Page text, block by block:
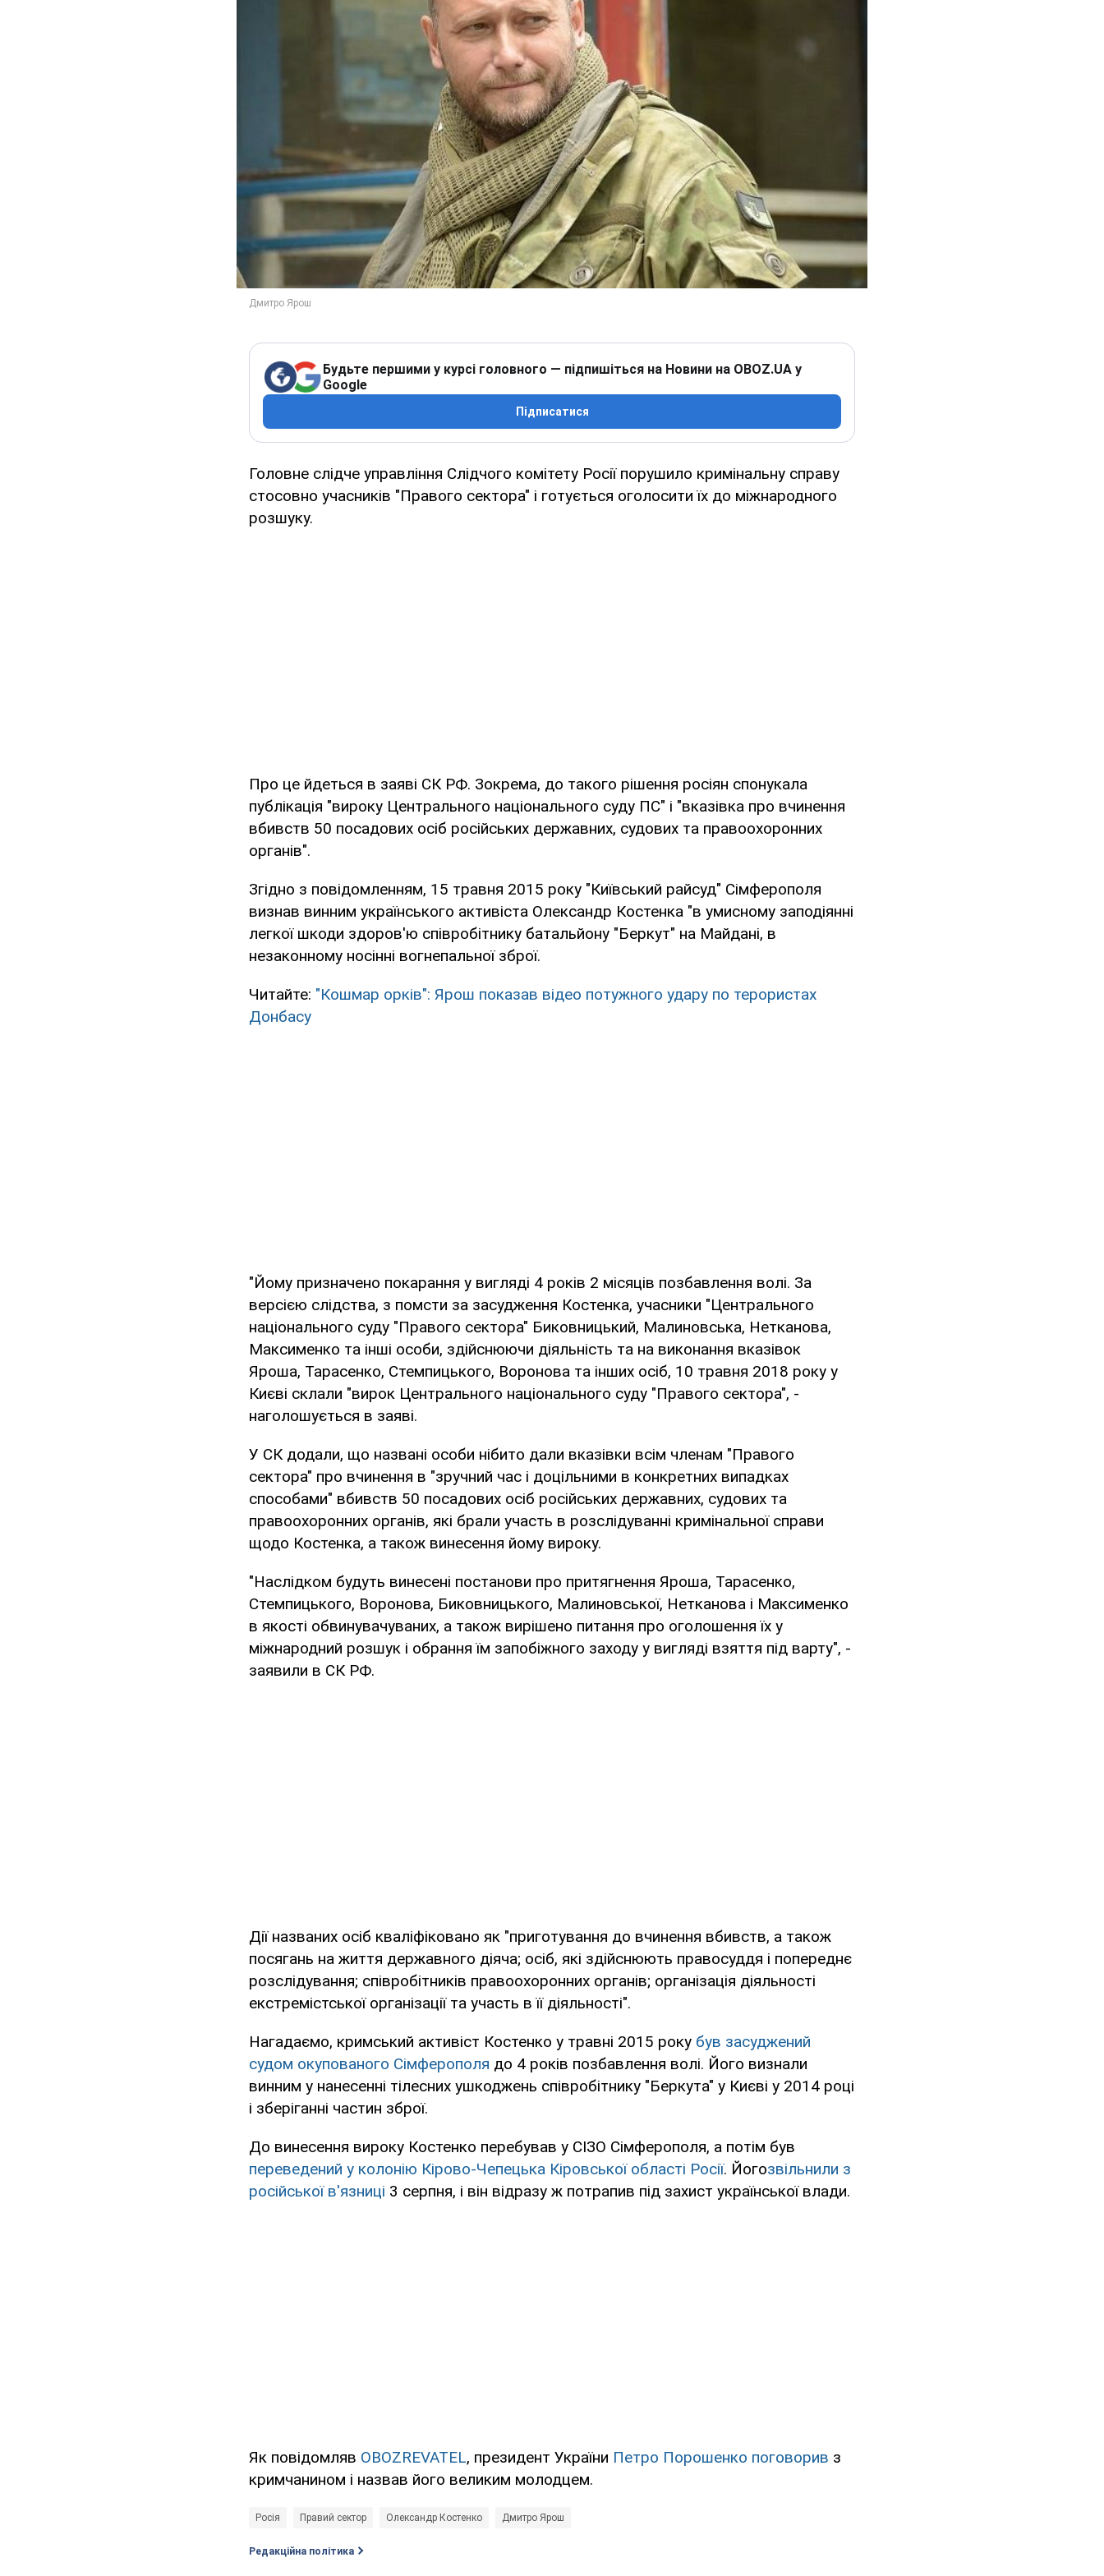
Будьте першими у курсі головного — підпишіться на Новини на OBOZ.UA у
Google
Підписатися
Головне слідче управління Слідчого комітету Росії порушило кримінальну справу
стосовно учасників "Правого сектора" і готується оголосити їх до міжнародного
розшуку.
Про це йдеться в заяві СК РФ. Зокрема, до такого рішення росіян спонукала
публікація "вироку Центрального національного суду ПС" і "вказівка про вчинення
вбивств 50 посадових осіб російських державних, судових та правоохоронних
органів".
Згідно з повідомленням, 15 травня 2015 року "Київський райсуд" Сімферополя
визнав винним українського активіста Олександр Костенка "в умисному заподіянні
легкої шкоди здоров'ю співробітнику батальйону "Беркут" на Майдані, в
незаконному носінні вогнепальної зброї.
Читайте: "Кошмар орків": Ярош показав відео потужного удару по терористах
Донбасу
"Йому призначено покарання у вигляді 4 років 2 місяців позбавлення волі. За
версією слідства, з помсти за засудження Костенка, учасники "Центрального
національного суду "Правого сектора" Биковницький, Малиновська, Нетканова,
Максименко та інші особи, здійснюючи діяльність та на виконання вказівок
Яроша, Тарасенко, Стемпицького, Воронова та інших осіб, 10 травня 2018 року у
Києві склали "вирок Центрального національного суду "Правого сектора", -
наголошується в заяві.
У СК додали, що названі особи нібито дали вказівки всім членам "Правого
сектора" про вчинення в "зручний час і доцільними в конкретних випадках
способами" вбивств 50 посадових осіб російських державних, судових та
правоохоронних органів, які брали участь в розслідуванні кримінальної справи
щодо Костенка, а також винесення йому вироку.
"Наслідком будуть винесені постанови про притягнення Яроша, Тарасенко,
Стемпицького, Воронова, Биковницького, Малиновської, Нетканова і Максименко
в якості обвинувачуваних, а також вирішено питання про оголошення їх у
міжнародний розшук і обрання їм запобіжного заходу у вигляді взяття під варту", -
заявили в СК РФ.
Дії названих осіб кваліфіковано як "приготування до вчинення вбивств, а також
посягань на життя державного діяча; осіб, які здійснюють правосуддя і попереднє
розслідування; співробітників правоохоронних органів; організація діяльності
екстремістської організації та участь в її діяльності".
Нагадаємо, кримський активіст Костенко у травні 2015 року був засуджений
судом окупованого Сімферополя до 4 років позбавлення волі. Його визнали
винним у нанесенні тілесних ушкоджень співробітнику "Беркута" у Києві у 2014 році
і зберіганні частин зброї.
До винесення вироку Костенко перебував у СІЗО Сімферополя, а потім був
переведений у колонію Кірово-Чепецька Кіровської області Росії. Йогозвільнили з
російської в'язниці 3 серпня, і він відразу ж потрапив під захист української влади.
Як повідомляв OBOZREVATEL, президент України Петро Порошенко поговорив з
кримчанином і назвав його великим молодцем.
Росія Правий сектор Олександр Костенко Дмитро Ярош
Редакційна політика